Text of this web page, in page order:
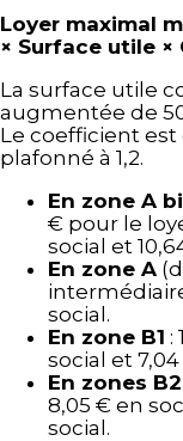
Loyer maximal
× Surface utile
La surface utile
augmentée de
Le coefficient est
plafonné à 1,2.
En zone A
€ pour le
social et
En zone A
social.
En zone B1 :
social et
En zones
8,05 € en
social.